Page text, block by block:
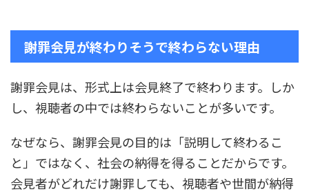
謝罪会見が終わりそうで終わらない理由
謝罪会見は、形式上は会見終了で終わります。しか
し、視聴者の中では終わらないことが多いです。
なぜなら、謝罪会見の目的は「説明して終わるこ
と」ではなく、社会の納得を得ることだからです。
会見者がどれだけ謝罪しても、視聴者や世間が納得